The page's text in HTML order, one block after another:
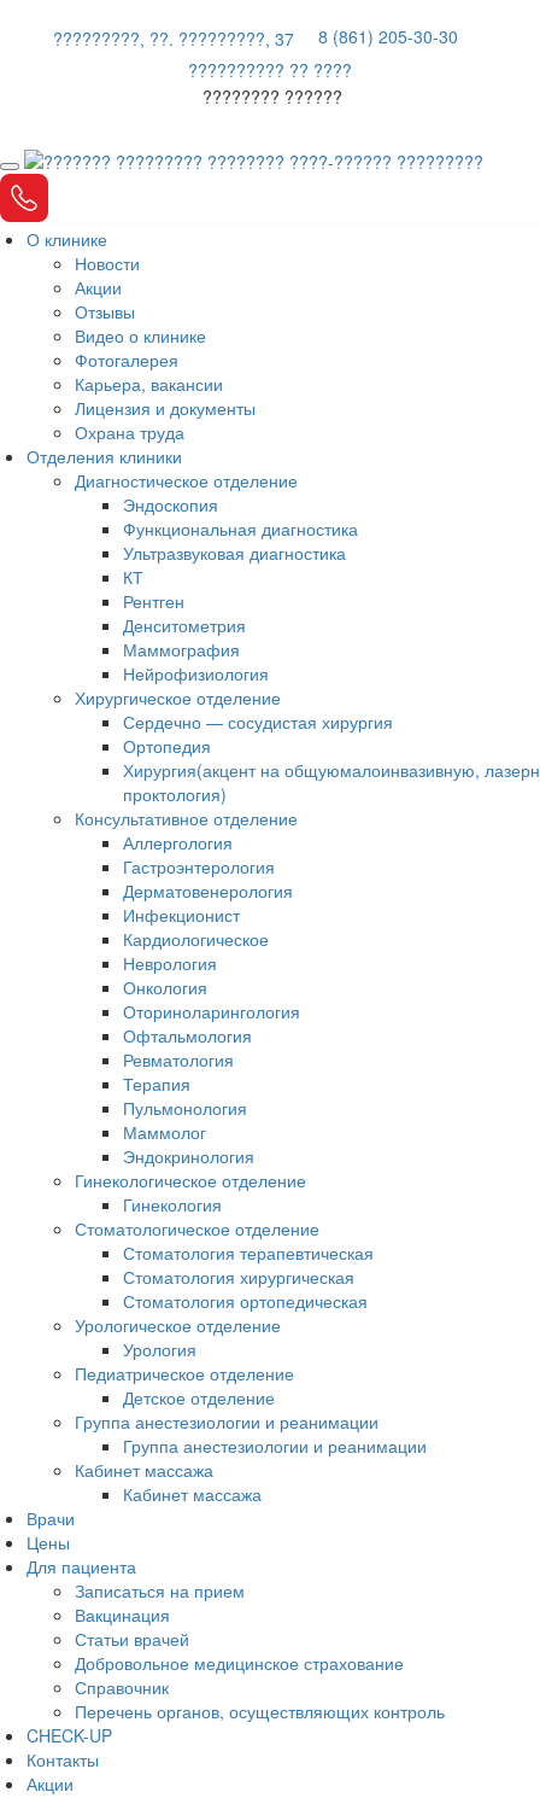
?????????, ??. ?????????, 37
8 (861) 205-30-30
?????????? ?? ????
???????? ??????
О клинике
Новости
Акции
Отзывы
Видео о клинике
Фотогалерея
Карьера, вакансии
Лицензия и документы
Охрана труда
Отделения клиники
Диагностическое отделение
Эндоскопия
Функциональная диагностика
Ультразвуковая диагностика
КТ
Рентген
Денситометрия
Маммография
Нейрофизиология
Хирургическое отделение
Сердечно — сосудистая хирургия
Ортопедия
Хирургия(акцент на общуюмалоинвазивную,
проктология)
Консультативное отделение
Аллергология
Гастроэнтерология
Дерматовенерология
Инфекционист
Кардиологическое
Неврология
Онкология
Оториноларингология
Офтальмология
Ревматология
Терапия
Пульмонология
Маммолог
Эндокринология
Гинекологическое отделение
Гинекология
Стоматологическое отделение
Стоматология терапевтическая
Стоматология хирургическая
Стоматология ортопедическая
Урологическое отделение
Урология
Педиатрическое отделение
Детское отделение
Группа анестезиологии и реанимации
Группа анестезиологии и реанимации
Кабинет массажа
Кабинет массажа
Врачи
Цены
Для пациента
Записаться на прием
Вакцинация
Статьи врачей
Добровольное медицинское страхование
Справочник
Перечень органов, осуществляющих контроль
CHECK-UP
Контакты
Акции